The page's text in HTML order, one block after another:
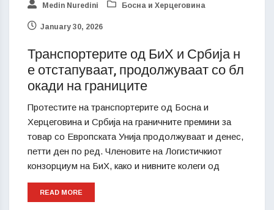
Medin Nuredini Босна и Херцеговина
January 30, 2026
Транспортерите од БиХ и Србија н
е отстапуваат, продолжуваат со бл
окади на границите
Протестите на транспортерите од Босна и
Херцеговина и Србија на граничните премини за
товар со Европската Унија продолжуваат и денес,
петти ден по ред. Членовите на Логистичкиот
конзорциум на БиХ, како и нивните колеги од
READ MORE